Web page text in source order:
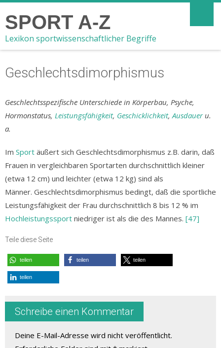
SPORT A-Z
Lexikon sportwissenschaftlicher Begriffe
Geschlechtsdimorphismus
Geschlechtsspezifische Unterschiede in Körperbau, Psyche,
Hormonstatus, Leistungsfähigkeit, Geschicklichkeit,Ausdaueru.
a.
Im Sport äußert sich Geschlechtsdimorphismus z.B. darin, daß
Frauen in vergleichbaren Sportarten durchschnittlich kleiner
(etwa 12 cm) und leichter (etwa 12 kg) sind als
Männer. Geschlechtsdimorphismus bedingt, daß die sportliche
Leistungsfähigkeit der Frau durchschnittlich 8 bis 12 % im
Hochleistungssport niedriger ist als die des Mannes. [47]
Teile diese Seite
teilen teilen teilen
teilen
Schreibe einen Kommentar
Deine E-Mail-Adresse wird nicht veröffentlicht.